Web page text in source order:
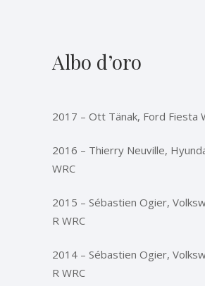
Albo d’oro
2017 – Ott Tänak, Ford Fiesta
2016 – Thierry Neuville,
WRC
2015 – Sébastien Ogier,
R WRC
2014 – Sébastien Ogier,
R WRC